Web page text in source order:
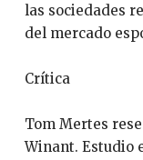
las sociedades
del mercado
Crítica
Tom Mertes
Winant. Estudio